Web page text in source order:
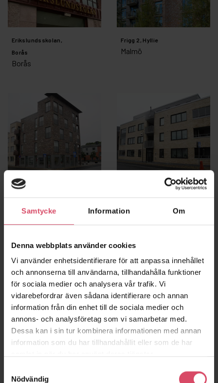
Samtycke Information Om
Denna webbplats använder cookies
Vi använder enhetsidentifierare för att anpassa innehållet
och annonserna till användarna, tillhandahålla funktioner
för sociala medier och analysera vår trafik. Vi
vidarebefordrar även sådana identifierare och annan
information från din enhet till de sociala medier och
annons- och analysföretag som vi samarbetar med.
Dessa kan i sin tur kombinera informationen med annan
information som du har tillhandahållit eller som de har
Nödvändig
Erikslundsskolan,
Borås
Borås
Frigg 2, Hyllie
Malmö
Kv Balder
Höganäs
Kv Oden
Höganäs
Brf Tomteberget
Lerum
Brf Pål Ibb
Helsingborg